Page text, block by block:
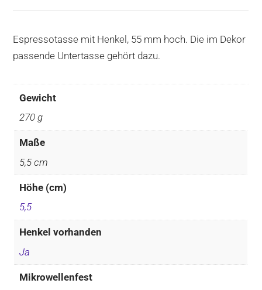
Espressotasse mit Henkel, 55 mm hoch. Die im Dekor
passende Untertasse gehört dazu.
Gewicht
270 g
Maße
5,5 cm
Höhe (cm)
5,5
Henkel vorhanden
Ja
Mikrowellenfest